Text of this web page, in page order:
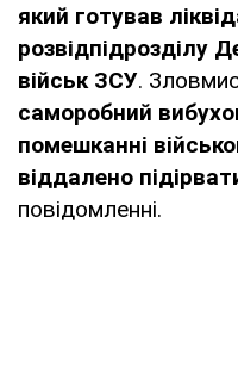
який готував
розвідпідрозділу
військ ЗСУ.
саморобний
помешканні
віддалено
повідомленні.